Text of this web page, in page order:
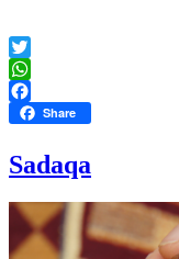
Twitter
WhatsApp
Facebook
Share
Sadaqa